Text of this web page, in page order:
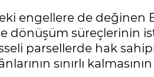
engellere de değinen
dönüşüm süreçlerinin
parsellerde hak
sınırlı